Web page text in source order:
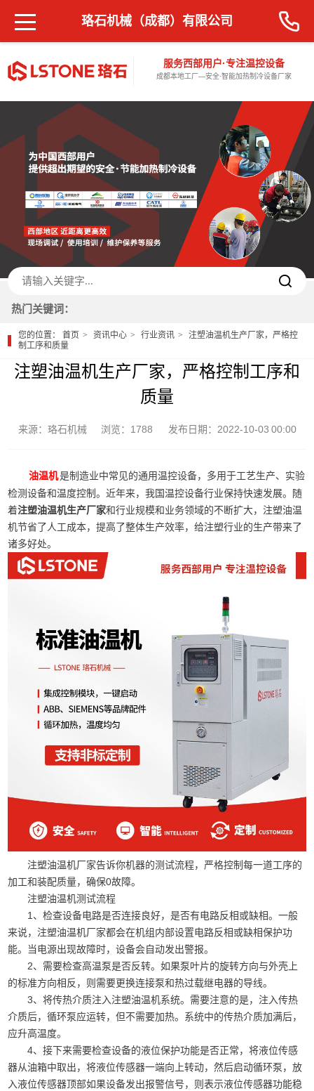
服务西部用户·专注温控设备
成都本地工厂—安全·智能加热制冷设备厂家
珞石机械（成都）有限公司
热门关键词：
您的位置：首页 资讯中心 行业资讯
注塑油温机生产厂家，严格控
制工序和质量
注塑油温机生产厂家，严格控制工序和
质量
来源：珞石机械 浏览：1788 发布日期：2022-10-03 00:00
油温机是制造业中常见的通用温控设备，多用于工艺生产、实验
检测设备和温度控制。近年来，我国温控设备行业保持快速发展。随
着注塑油温机生产厂家和行业规模和业务领域的不断扩大，注塑油温
机节省了人工成本，提高了整体生产效率，给注塑行业的生产带来了
诸多好处。
注塑油温机厂家告诉你机器的测试流程，严格控制每一道工序的
加工和装配质量，确保0故障。
注塑油温机测试流程
1、检查设备电路是否连接良好，是否有电路反相或缺相。一般
来说，注塑油温机厂家都会在机组内部设置电路反相或缺相保护功
能。当电源出现故障时，设备会自动发出警报。
2、需要检查高温泵是否反转。如果泵叶片的旋转方向与外壳上
的标准方向相反，则需要更换连接泵和热过载继电器的导线。
3、将传热介质注入注塑油温机系统。需要注意的是，注入传热
介质后，循环泵应运转，但不需要加热。系统中的传热介质加满后，
应升高温度。
4、接下来需要检查设备的液位保护功能是否正常，将液位传感
器从油箱中取出，将液位传感器一端向上转动，然后启动循环泵，放
入液位传感器顶部如果设备发出报警信号，则表示液位传感器功能稳